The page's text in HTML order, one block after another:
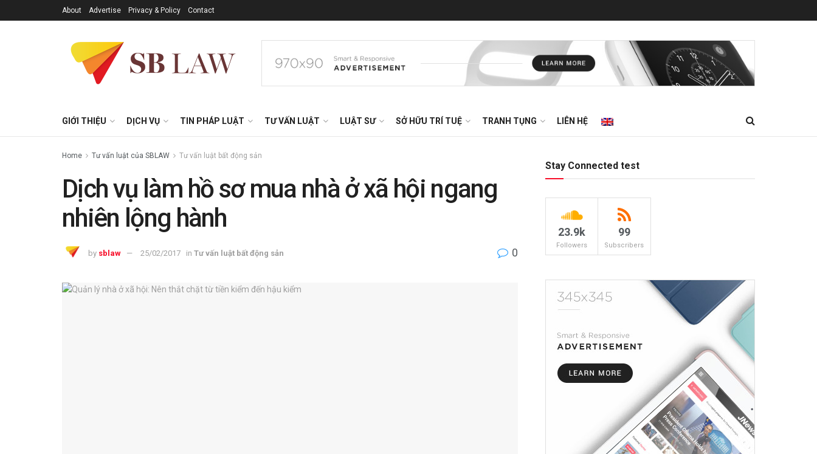
About Advertise Privacy & Policy Contact
GIỚI THIỆU DỊCH VỤ TIN PHÁP LUẬT TƯ VẤN LUẬT LUẬT SƯ SỞ HỮU TRÍ TUỆ TRANH TỤNG LIÊN HỆ
Home Tư vấn luật của SBLAW Tư vấn luật bất động sản
Dịch vụ làm hồ sơ mua nhà ở xã hội ngang
nhiên lộng hành
by sblaw 25/02/2017 in Tư vấn luật bất động sản 0
Stay Connected test
23.9k
Followers
99
Subscribers